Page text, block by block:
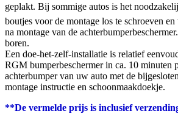
geplakt. Bij sommige autos is het
boutjes voor de montage los te schroeven en
na montage van de
boren.
Een doe-het-zelf-installatie is relatief
RGM bumperbeschermer in ca. 10 minuten
achterbumper van uw auto met de
montage instructie en schoonmaakdoekje.
**De vermelde prijs is inclusief